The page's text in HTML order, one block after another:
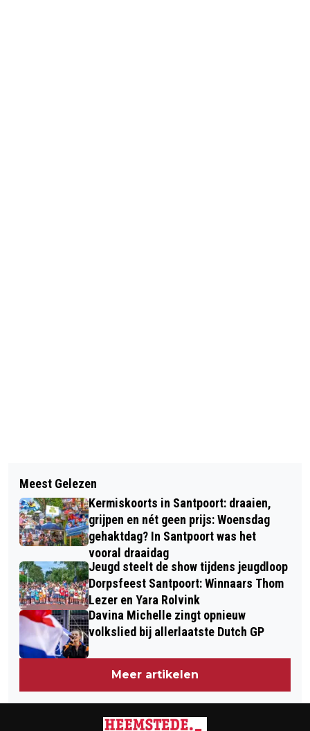
ZANDVOORT MAAKT ZICH OP VOOR
SPORTIEF WEEKEND MET 30.000
WANDELAARS, FIETSERS EN
HARDLOPERS
NIEUWE AANHOUDINGEN OM
AANSLAG SYNAGOGE ROTTERDAM EN
VOORBEREIDEN EXPLOSIE SYNAGOGE
HEEMSTEDE
Meest Gelezen
Kermiskoorts in Santpoort: draaien,
grijpen en nét geen prijs: Woensdag
gehaktdag? In Santpoort was het
vooral draaidag
Jeugd steelt de show tijdens jeugdloop
Dorpsfeest Santpoort: Winnaars Thom
Lezer en Yara Rolvink
Davina Michelle zingt opnieuw
volkslied bij allerlaatste Dutch GP
Meer artikelen